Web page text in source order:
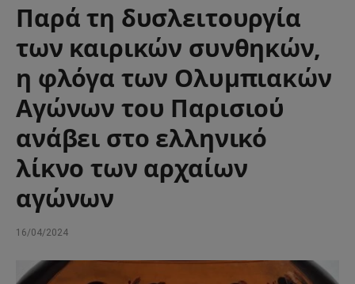
Παρά τη δυσλειτουργία
των καιρικών συνθηκών,
η φλόγα των Ολυμπιακών
Αγώνων του Παρισιού
ανάβει στο ελληνικό
λίκνο των αρχαίων
αγώνων
16/04/2024